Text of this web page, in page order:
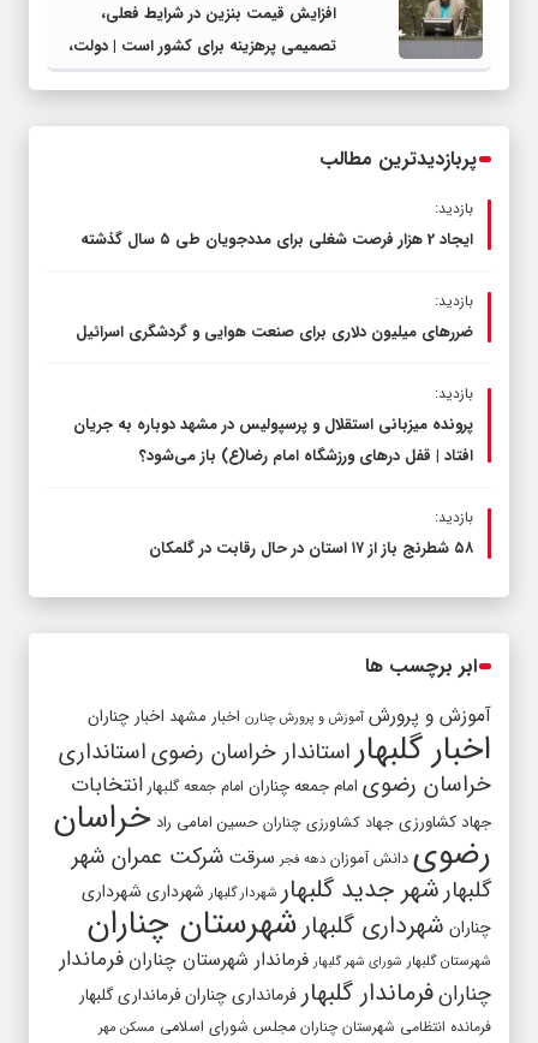
افزایش قیمت بنزین در شرایط فعلی،
تصمیمی پرهزینه برای کشور است | دولت،
قاچاق سوخت و عوامل اصلی ناترازی را
پربازدیدترین مطالب
بازدید:
ایجاد 2 هزار فرصت شغلی برای مددجویان طی ۵ سال گذشته
بازدید:
ضررهای میلیون دلاری برای صنعت هوایی و گردشگری اسرائیل
بازدید:
پرونده میزبانی استقلال و پرسپولیس در مشهد دوباره به جریان
افتاد | قفل در‌های ورزشگاه امام رضا(ع) باز می‌شود؟
بازدید:
۵۸ شطرنج‌ باز از ۱۷ استان در حال رقابت در گلمکان
ابر برچسب ها
آموزش و پرورش آموزش و پرورش چنارن اخبار مشهد اخبار چناران
اخبار گلبهار استاندار خراسان رضویاستانداری
خراسان رضوی امام جمعه چناران امام جمعه گلبهار انتخابات
جهاد کشاورزی جهاد کشاورزی چناران حسین امامی راد خراسان
رضوی دانش آموزان دهه فجر سرقت شرکت عمران شهر
گلبهارشهر جدید گلبهار شهردار گلبهار شهرداری شهرداری
چناران شهرداری گلبهار شهرستان چناران
شهرستان گلبهار شورای شهر گلبهار فرماندار شهرستان چناران فرماندار
چنارانفرماندار گلبهار فرمانداری چنارانفرمانداری گلبهار
فرمانده انتظامی شهرستان چناران مجلس شورای اسلامی مسکن مهر